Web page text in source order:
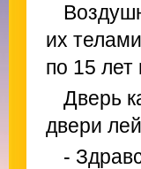
их
по 15
Дверь
двери
-